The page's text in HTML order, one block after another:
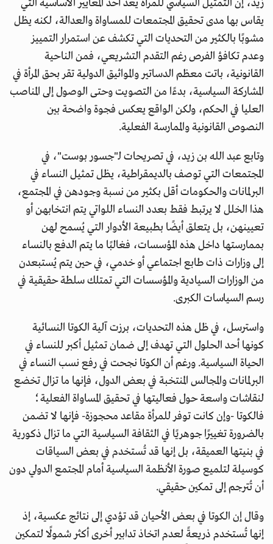
زيد، إن التمثيل السياسي للمرأة يعد أحد المعايير الأساسية التي
يقاس بها مدى تحقيق المجتمعات للمساواة والعدالة، لكنه يظل
مشوبًا بالكثير من التحديات التي تكشف عن استمرار التمييز
وعدم تكافؤ الفرص رغم التقدم التشريعي، فمن الناحية
القانونية، باتت معظم الدساتير والمواثيق الدولية تقر بحق المرأة في
المشاركة السياسية، بدءًا من التصويت وحتى الوصول إلى المناصب
العليا في الحكم، ولكن الواقع يعكس فجوة واضحة بين
النصوص القانونية والممارسة الفعلية.
وتابع عبد الله بن زيد، في تصريحات لـ"جسور بوست"، في
المجتمعات التي توصف بالديمقراطية، يظل تمثيل النساء في
البرلمانات والحكومات أقل بكثير من نسبة وجودهن في المجتمع،
هذا الخلل لا يرتبط فقط بعدد النساء اللواتي يتم انتخابهن أو
تعيينهن، بل يتعلق أيضًا بطبيعة الأدوار التي يُسمح لهن
بممارستها داخل هذه المؤسسات، فغالبًا ما يتم الدفع بالنساء
إلى وزارات ذات طابع اجتماعي أو خدمي، في حين يتم يُستبعدن
من الوزارات السيادية والمؤسسات التي تمتلك سلطة حقيقية في
رسم السياسات الكبرى.
واسترسل، في ظل هذه التحديات، برزت آلية الكوتا النسائية
كونها أحد الحلول التي تهدف إلى ضمان تمثيل أكبر للنساء في
الحياة السياسية. ورغم أن الكوتا نجحت في رفع نسب النساء في
البرلمانات والمجالس المنتخبة في بعض الدول، فإنها ما تزال تخضع
لنقاشات واسعة حول فعاليتها في تحقيق المساواة الفعلية؛
فالكوتا -وإن كانت توفر للمرأة مقاعد محجوزة- فإنها لا تضمن
بالضرورة تغييرًا جوهريًا في الثقافة السياسية التي ما تزال ذكورية
في بنيتها العميقة، بل إنها قد تُستخدم في بعض السياقات
كوسيلة لتلميع صورة الأنظمة السياسية أمام المجتمع الدولي دون
أن تُترجم إلى تمكين حقيقي.
وقال إن الكوتا في بعض الأحيان قد تؤدي إلى نتائج عكسية، إذ
إنها تُستخدم ذريعةً لعدم اتخاذ تدابير أخرى أكثر شمولًا لتمكين